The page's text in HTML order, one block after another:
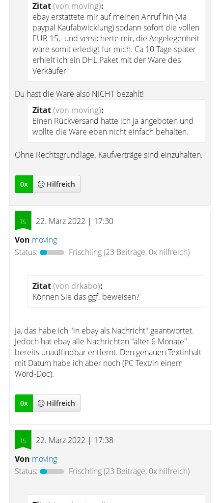
Zitat(von moving):
ebay erstattete mir auf meinen Anruf hin (via
paypal Kaufabwicklung) sodann sofort die vollen
EUR 15,- und versicherte mir, die Angelegenheit
wäre somit erledigt für mich. Ca 10 Tage später
erhielt ich ein DHL Paket mit der Ware des
Verkäufer
Du hast die Ware also NICHT bezahlt!
Zitat(von moving):
Einen Rückversand hatte ich ja angeboten und
wollte die Ware eben nicht einfach behalten.
Ohne Rechtsgrundlage. Kaufverträge sind einzuhalten.
0x Hilfreich
22. März 2022 | 17:30
Von moving
Status:
Frischling(23 Beiträge, 0x hilfreich)
Zitat(von drkabo):
Können Sie das ggf. beweisen?
Ja, das habe ich "in ebay als Nachricht" geantwortet.
Jedoch hat ebay alle Nachrichten "älter 6 Monate"
bereits unauffindbar entfernt. Den genauen Textinhalt
mit Datum habe ich aber noch (PC Text/in einem
Word-Doc).
0x Hilfreich
22. März 2022 | 17:38
Von moving
Status:
Frischling(23 Beiträge, 0x hilfreich)